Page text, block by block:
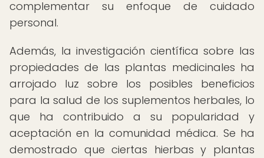
complementar su enfoque de cuidado
personal.
Además, la investigación científica sobre las
propiedades de las plantas medicinales ha
arrojado luz sobre los posibles beneficios
para la salud de los suplementos herbales, lo
que ha contribuido a su popularidad y
aceptación en la comunidad médica. Se ha
demostrado que ciertas hierbas y plantas